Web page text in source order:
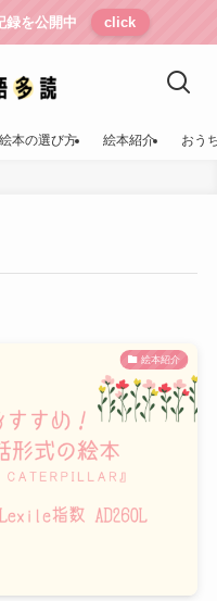
録を公開中 click
絵本の選び方 絵本紹介 おう
絵本紹介